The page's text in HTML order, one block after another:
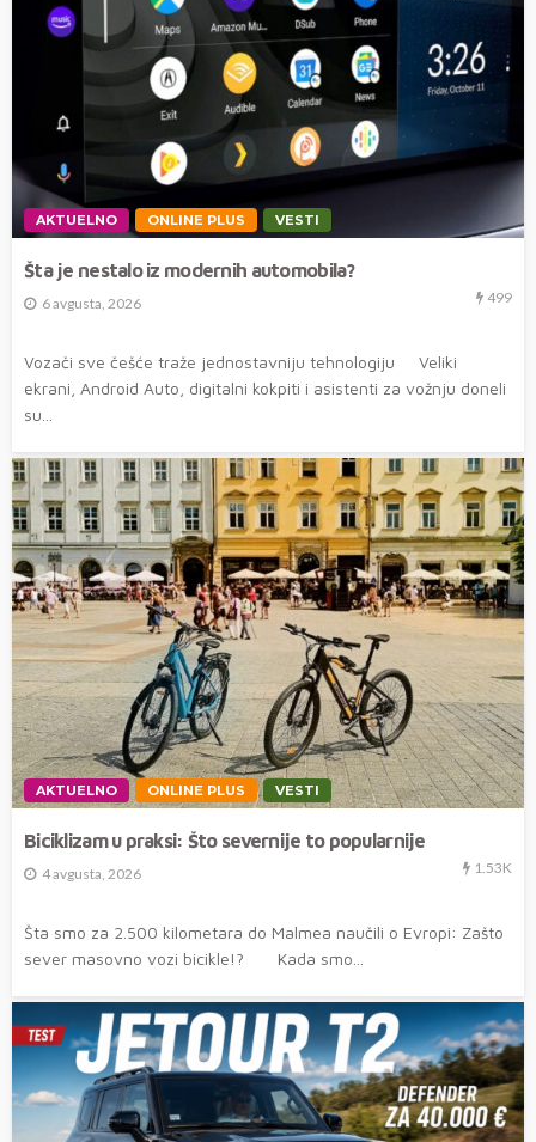
AKTUELNO ONLINE PLUS VESTI
Šta je nestalo iz modernih automobila?
6 avgusta, 2026 499
Vozači sve češće traže jednostavniju tehnologiju Veliki
ekrani, Android Auto, digitalni kokpiti i asistenti za vožnju doneli
su...
AKTUELNO ONLINE PLUS VESTI
Biciklizam u praksi: Što severnije to popularnije
4 avgusta, 2026 1.53K
Šta smo za 2.500 kilometara do Malmea naučili o Evropi: Zašto
sever masovno vozi bicikle!? Kada smo...